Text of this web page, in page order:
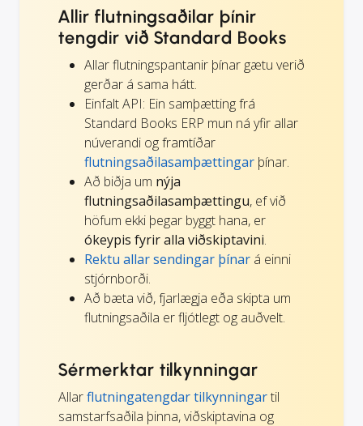
Allir flutningsaðilar þínir
tengdir við Standard Books
Allar flutningspantanir þínar gætu verið
gerðar á sama hátt.
Einfalt API: Ein samþætting frá
Standard Books ERP mun ná yfir allar
núverandi og framtíðar
flutningsaðilasamþættingar þínar.
Að biðja um nýja
flutningsaðilasamþættingu, ef við
höfum ekki þegar byggt hana, er
ókeypis fyrir alla viðskiptavini.
Rektu allar sendingar þínar á einni
stjórnborði.
Að bæta við, fjarlægja eða skipta um
flutningsaðila er fljótlegt og auðvelt.
Sérmerktar tilkynningar
Allarflutningatengdar tilkynningartil
samstarfsaðila þinna, viðskiptavina og